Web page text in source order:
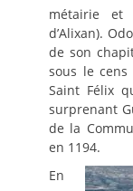
métairie et
d’Alixan).
de son
sous le
Saint Félix
surprenant
de la
en 1194.
En